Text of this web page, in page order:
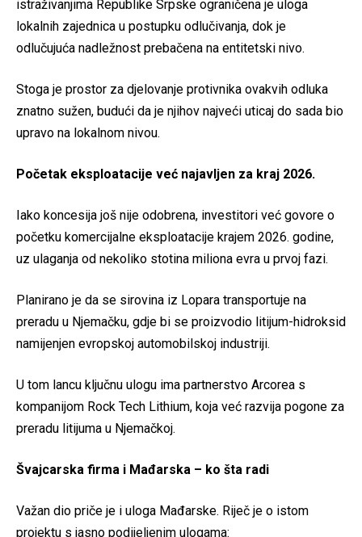
istraživanjima Republike Srpske ograničena je uloga
lokalnih zajednica u postupku odlučivanja, dok je
odlučujuća nadležnost prebačena na entitetski nivo.
Stoga je prostor za djelovanje protivnika ovakvih odluka
znatno sužen, budući da je njihov najveći uticaj do sada bio
upravo na lokalnom nivou.
Početak eksploatacije već najavljen za kraj 2026.
Iako koncesija još nije odobrena, investitori već govore o
početku komercijalne eksploatacije krajem 2026. godine,
uz ulaganja od nekoliko stotina miliona evra u prvoj fazi.
Planirano je da se sirovina iz Lopara transportuje na
preradu u Njemačku, gdje bi se proizvodio litijum-hidroksid
namijenjen evropskoj automobilskoj industriji.
U tom lancu ključnu ulogu ima partnerstvo Arcorea s
kompanijom Rock Tech Lithium, koja već razvija pogone za
preradu litijuma u Njemačkoj.
Švajcarska firma i Mađarska – ko šta radi
Važan dio priče je i uloga Mađarske. Riječ je o istom
projektu s jasno podijeljenim ulogama: